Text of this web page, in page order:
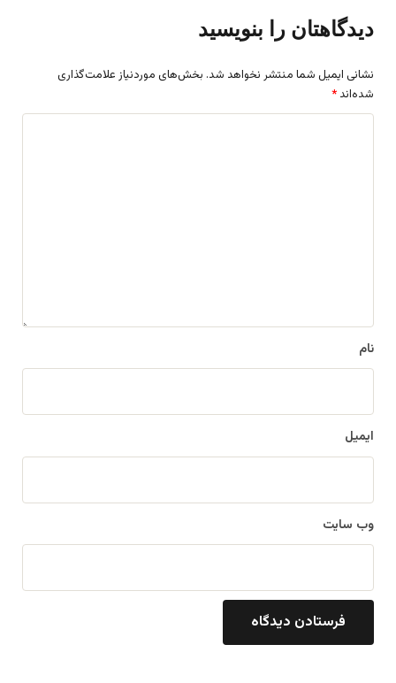
دیدگاهتان را بنویسید
نشانی ایمیل شما منتشر نخواهد شد. بخش‌های موردنیاز علامت‌گذاری
شده‌اند *
نام
ایمیل
وب‌ سایت